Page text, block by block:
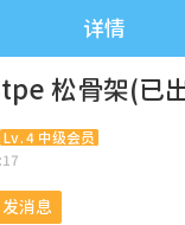
详情
松骨架(已
Lv.4 中级会员
发消息